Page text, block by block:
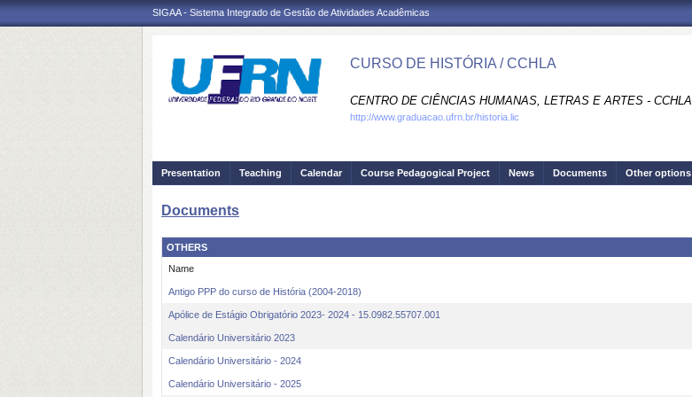
SIGAA - Sistema Integrado de Gestão de Atividades Acadêmicas
CURSO DE HISTÓRIA / CCHLA
CENTRO DE CIÊNCIAS HUMANAS, LETRAS E ARTES - CCHLA
http://www.graduacao.ufrn.br/historia.lic
Presentation Teaching Calendar Course Pedagogical Project News Documents Other options
Documents
OTHERS
Name
Antigo PPP do curso de História (2004-2018)
Apólice de Estágio Obrigatório 2023- 2024 - 15.0982.55707.001
Calendário Universitário 2023
Calendário Universitário - 2024
Calendário Universitário - 2025